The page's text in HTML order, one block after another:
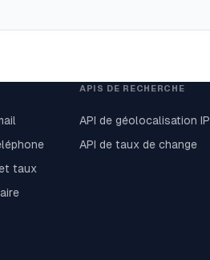
taux
APIS DE RECHERCHE
API de géolocalisation IP
API de taux de change